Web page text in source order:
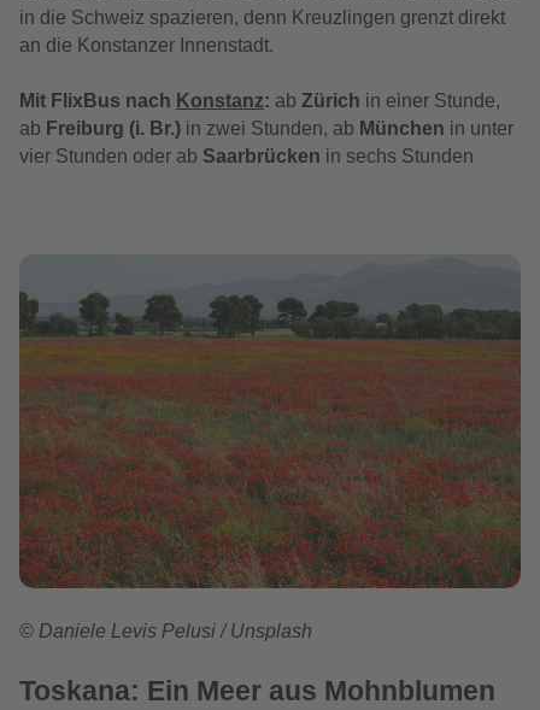
in die Schweiz spazieren, denn Kreuzlingen grenzt direkt
an die Konstanzer Innenstadt.
Mit FlixBus nach Konstanz: ab Zürich in einer Stunde,
ab Freiburg (i. Br.) in zwei Stunden, ab München in unter
vier Stunden oder ab Saarbrücken in sechs Stunden
© Daniele Levis Pelusi / Unsplash
Toskana: Ein Meer aus Mohnblumen